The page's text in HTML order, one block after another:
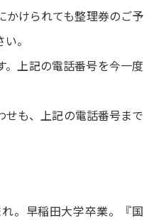
けられても整理券のご予
。
上記の電話番号を今一度
も、上記の電話番号まで
。早稲田大学卒業。『国